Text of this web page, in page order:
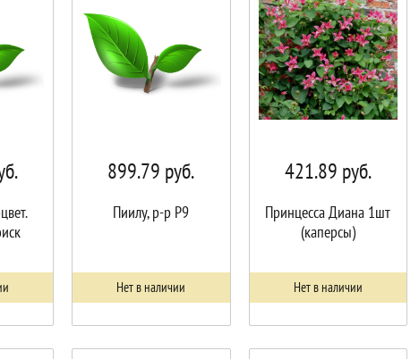
899.79 руб.
Пиилу, р-р P9
Нет в наличии
421.89 руб.
Принцесса Диана 1шт
(каперсы)
Нет в наличии